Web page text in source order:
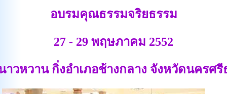
อบรมคุณธรรมจริยธรรม
27 - 29 พฤษภาคม 2552
วหวาน กิ่งอำเภอช้างกลาง จังหวัดนครศรี